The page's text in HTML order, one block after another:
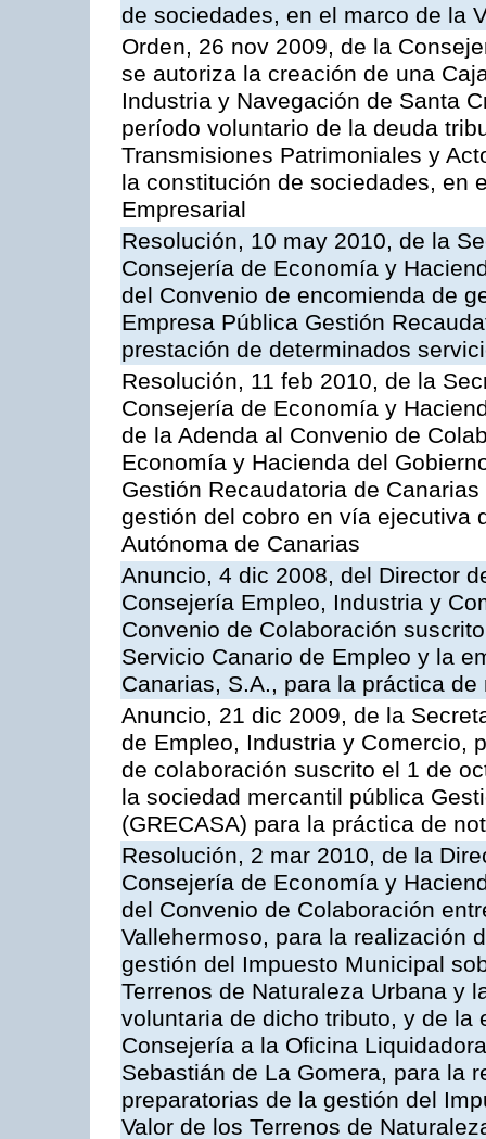
de sociedades, en el marco de la
Orden, 26 nov 2009, de la
se autoriza la creación de una
Industria y Navegación de Santa
período voluntario de la deuda
Transmisiones Patrimoniales y
la constitución de sociedades, en
Empresarial
Resolución, 10 may 2010, de la
Consejería de Economía y
del Convenio de encomienda de
Empresa Pública Gestión
prestación de determinados
Resolución, 11 feb 2010, de la
Consejería de Economía y
de la Adenda al Convenio de
Economía y Hacienda del
Gestión Recaudatoria de
gestión del cobro en vía ejecutiva
Autónoma de Canarias
Anuncio, 4 dic 2008, del Director
Consejería Empleo, Industria y
Convenio de Colaboración
Servicio Canario de Empleo y la
Canarias, S.A., para la práctica
Anuncio, 21 dic 2009, de la
de Empleo, Industria y Comercio,
de colaboración suscrito el 1 de
la sociedad mercantil pública
(GRECASA) para la práctica de
Resolución, 2 mar 2010, de la
Consejería de Economía y
del Convenio de Colaboración
Vallehermoso, para la realización
gestión del Impuesto Municipal
Terrenos de Naturaleza Urbana y
voluntaria de dicho tributo, y de la
Consejería a la Oficina
Sebastián de La Gomera, para la
preparatorias de la gestión del
Valor de los Terrenos de